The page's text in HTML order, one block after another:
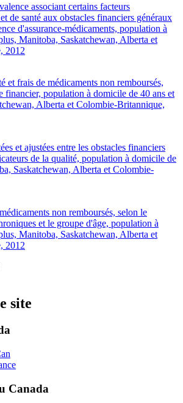
associant certains facteurs
de santé aux obstacles financiers généraux
d'assurance-médicaments, population à
Manitoba, Saskatchewan, Alberta et
2012
et frais de médicaments non remboursés,
financier, population à domicile de 40 ans et
Alberta et Colombie-Britannique,
et ajustées entre les obstacles financiers
de la qualité, population à domicile de
Saskatchewan, Alberta et Colombie-
non remboursés, selon le
et le groupe d'âge, population à
Manitoba, Saskatchewan, Alberta et
2012
site
Canada